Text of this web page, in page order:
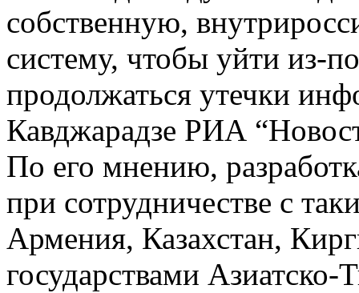
собственную,
систему, чтобы уйти из-
продолжаться утечки
Кавджарадзе РИА
По его мнению,
при сотрудничестве с
Армения, Казахстан,
государствами Азиатско-